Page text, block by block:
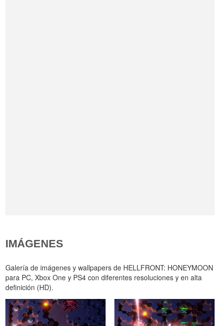
IMÁGENES
Galería de imágenes y wallpapers de HELLFRONT: HONEYMOON
para PC, Xbox One y PS4 con diferentes resoluciones y en alta
definición (HD).